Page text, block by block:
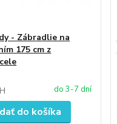
- Zábradlie na
175 cm z
do 3-7 dní
do košíka